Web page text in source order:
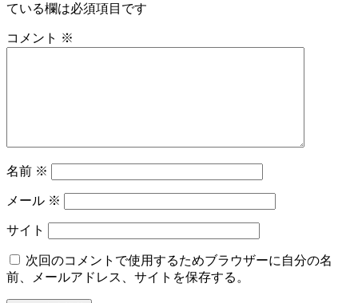
ている欄は必須項目です
コメント ※
名前 ※
メール ※
サイト
次回のコメントで使用するためブラウザーに自分の名
前、メールアドレス、サイトを保存する。